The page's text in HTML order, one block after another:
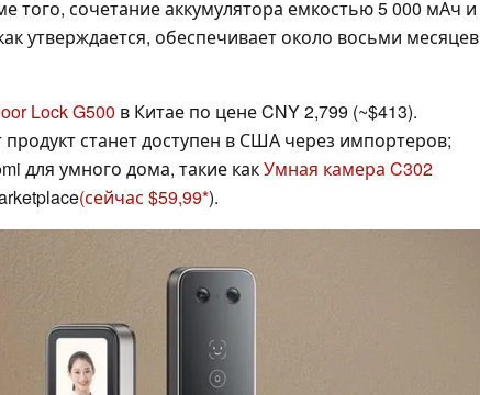
того, сочетание аккумулятора емкостью 5 000 мАч и
утверждается, обеспечивает около восьми месяцев
Lock G500 в Китае по цене CNY 2,799 (~$413).
продукт станет доступен в США через импортеров;
для умного дома, такие какУмная камера C302
(сейчас $59,99 ).